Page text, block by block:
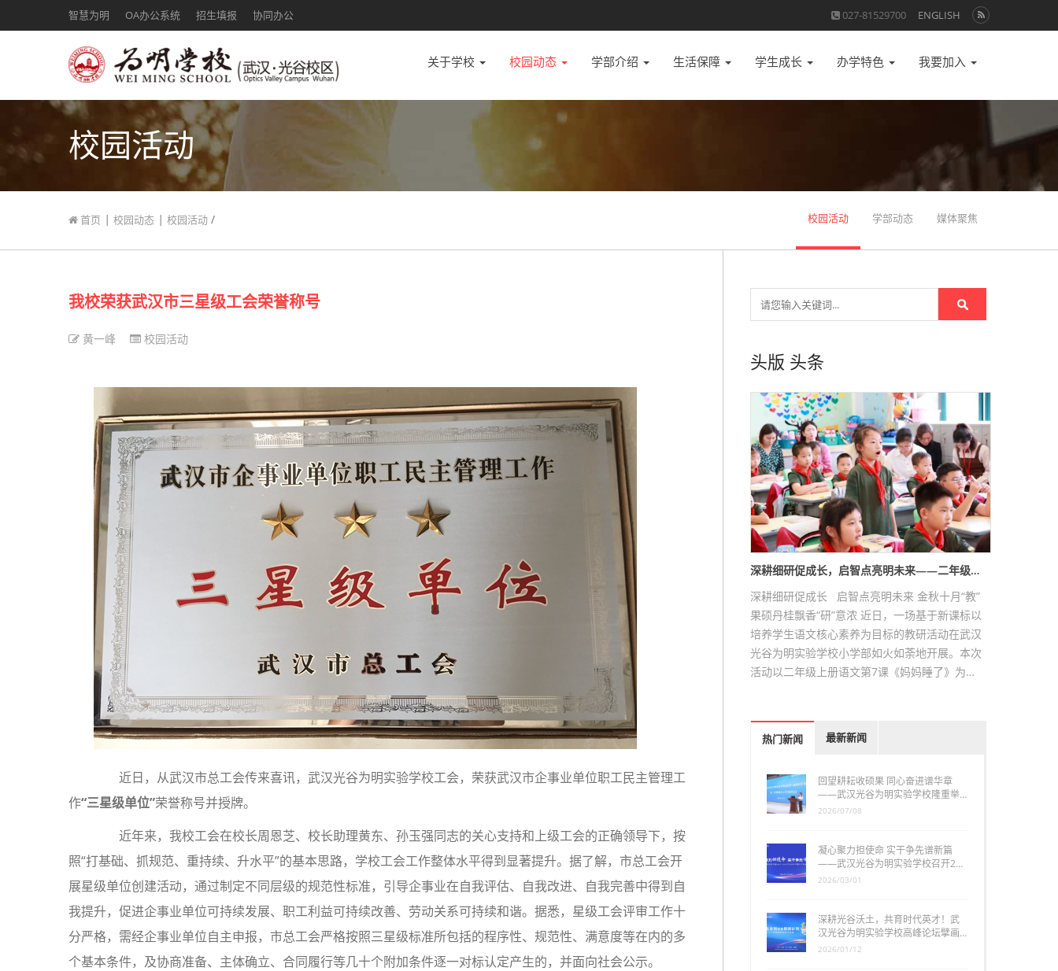
智慧为明 OA办公系统 招生填报 协同办公 027-81529700 ENGLISH
关于学校 校园动态 学部介绍 生活保障 学生成长 办学特色 我要加入
校园活动
首页 | 校园动态 | 校园活动 / 校园活动 学部动态 媒体聚焦
我校荣获武汉市三星级工会荣誉称号
黄一峰 校园活动
近日，从武汉市总工会传来喜讯，武汉光谷为明实验学校工会，荣获武汉市企事业单位职工民主管理工
作“三星级单位”荣誉称号并授牌。
近年来，我校工会在校长周恩芝、校长助理黄东、孙玉强同志的关心支持和上级工会的正确领导下，按
照“打基础、抓规范、重持续、升水平”的基本思路，学校工会工作整体水平得到显著提升。据了解，市总工会开
展星级单位创建活动，通过制定不同层级的规范性标准，引导企事业在自我评估、自我改进、自我完善中得到自
我提升，促进企事业单位可持续发展、职工利益可持续改善、劳动关系可持续和谐。据悉，星级工会评审工作十
分严格，需经企事业单位自主申报，市总工会严格按照三星级标准所包括的程序性、规范性、满意度等在内的多
个基本条件，及协商准备、主体确立、合同履行等几十个附加条件逐一对标认定产生的，并面向社会公示。
头版 头条
深耕细研促成长，启智点亮明未来——二年级…
深耕细研促成长 启智点亮明未来 金秋十月“教”
果硕丹桂飘香“研”意浓 近日，一场基于新课标以
培养学生语文核心素养为目标的教研活动在武汉
光谷为明实验学校小学部如火如荼地开展。本次
活动以二年级上册语文第7课《妈妈睡了》为…
热门新闻 最新新闻
回望耕耘收硕果 同心奋进谱华章
——武汉光谷为明实验学校隆重举…
2026/07/08
凝心聚力担使命 实干争先谱新篇
——武汉光谷为明实验学校召开2…
2026/03/01
深耕光谷沃土，共育时代英才！武
汉光谷为明实验学校高峰论坛擘画…
2026/01/12